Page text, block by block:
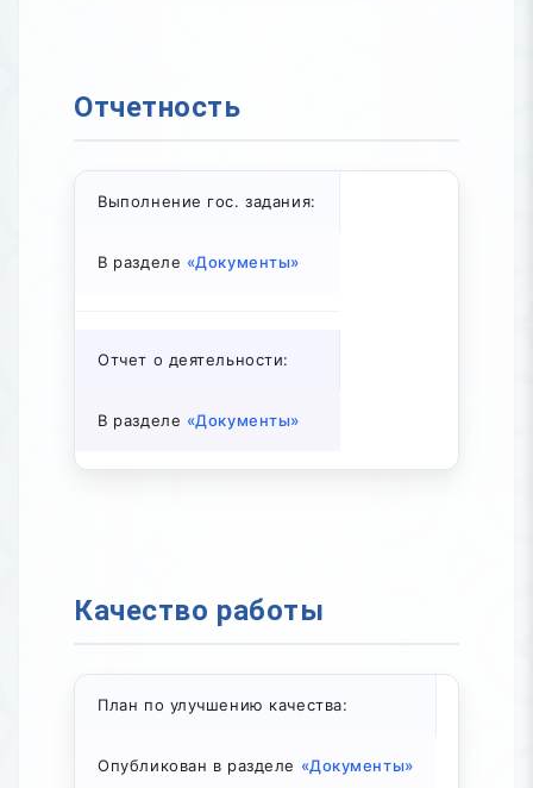
Отчетность
Выполнение гос. задания:
В разделе «Документы»
Отчет о деятельности:
В разделе «Документы»
Качество работы
План по улучшению качества:
Опубликован в разделе «Документы»